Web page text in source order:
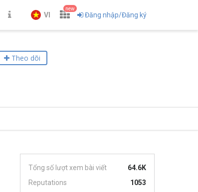
VI
new
Đăng nhập/Đăng ký
Theo dõi
Tổng số lượt xem bài viết
64.6K
Reputations
1053